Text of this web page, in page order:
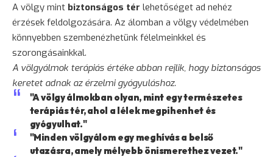
A völgy mint biztonságos tér lehetőséget ad nehéz
érzések feldolgozására. Az álomban a völgy védelmében
könnyebben szembenézhetünk félelmeinkkel és
szorongásainkkal.
A völgyálmok terápiás értéke abban rejlik, hogy biztonságos
keretet adnak az érzelmi gyógyuláshoz.
"A völgy álmokban olyan, mint egy természetes
terápiás tér, ahol a lélek megpihenhet és
gyógyulhat."
"Minden völgyálom egy meghívás a belső
utazásra, amely mélyebb önismerethez vezet."